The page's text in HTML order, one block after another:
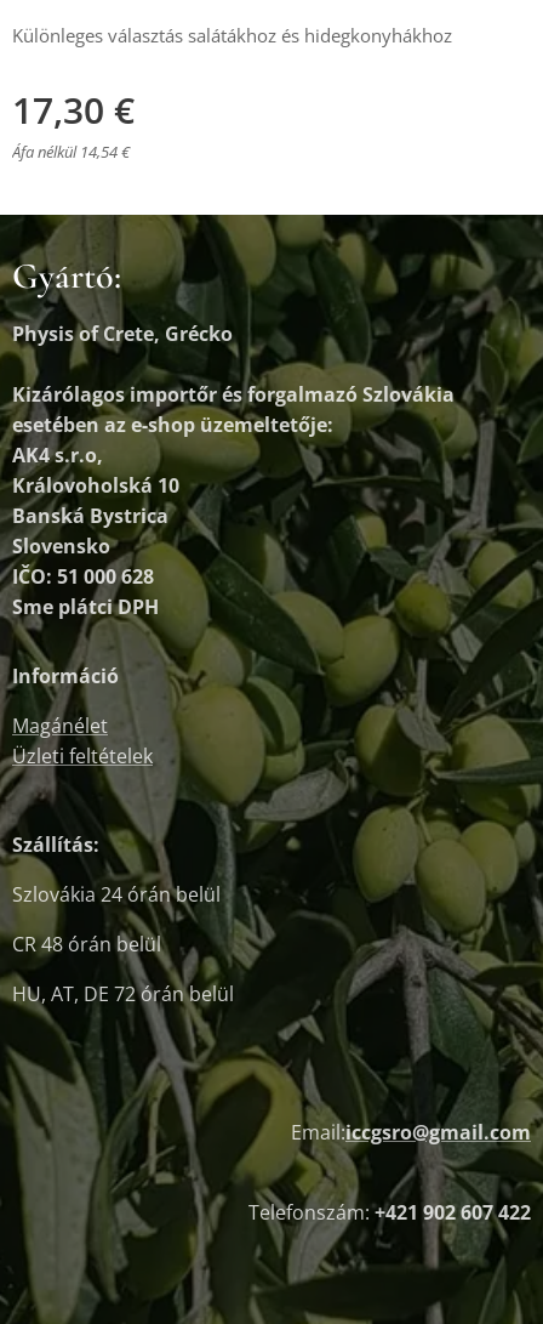
Különleges választás salátákhoz és hidegkonyhákhoz
17,30 €
Áfa nélkül 14,54 €
Gyártó:
Physis of Crete, Grécko
Kizárólagos importőr és forgalmazóSzlovákia
esetében az e-shop üzemeltetője:
AK4 s.r.o,
Královoholská 10
Banská Bystrica
Slovensko
IČO: 51 000 628
Sme plátci DPH
Információ
Magánélet
Üzleti feltételek
Szállítás:
Szlovákia 24 órán belül
CR 48 órán belül
HU, AT, DE 72 órán belül
Email:iccgsro@gmail.com
Telefonszám:+421 902 607 422